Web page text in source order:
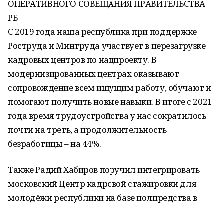
ОПЕРАТИВНОГО СОВЕЩАНИЯ ПРАВИТЕЛЬСТВА
РБ
С 2019 года наша республика при поддержке
Роструда и Минтруда участвует в перезагрузке
кадровых центров по нацпроекту. В
модернизированных центрах оказывают
сопровождение всем ищущим работу, обучают и
помогают получить новые навыки. В итоге с 2021
года время трудоустройства у нас сократилось
почти на треть, а продолжительность
безработицы – на 44%.
Также Радий Хабиров поручил интегрировать
московский Центр кадровой стажировки для
молодёжи республики на базе полпредства в